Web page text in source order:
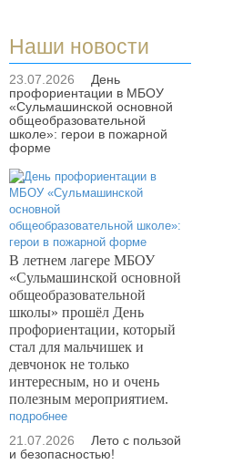
Наши новости
23.07.2026
День
профориентации в МБОУ
«Сульмашинской основной
общеобразовательной
школе»: герои в пожарной
форме
В летнем лагере МБОУ
«Сульмашинской основной
общеобразовательной
школы» прошёл День
профориентации, который
стал для мальчишек и
девчонок не только
интересным, но и очень
полезным мероприятием.
подробнее
21.07.2026
Лето с пользой
и безопасностью!